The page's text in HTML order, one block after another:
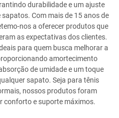
durabilidade e um ajuste
Com mais de 15 anos de
nos a oferecer produtos que
as expectativas dos clientes.
para quem busca melhorar a
amortecimento
de umidade e um toque
sapato. Seja para tênis
nossos produtos foram
conforto e suporte máximos.